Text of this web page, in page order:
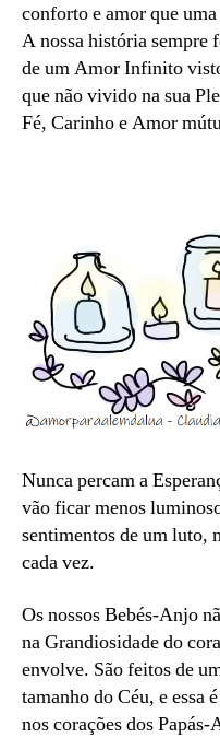
conforto e amor que
A nossa história sempre
de um Amor Infinito
que não vivido na sua
Fé, Carinho e Amor
Nunca percam a
vão ficar menos
sentimentos de um luto,
cada vez.
Os nossos Bebés-Anjo
na Grandiosidade do
envolve. São feitos de
tamanho do Céu, e essa
nos corações dos Papás-